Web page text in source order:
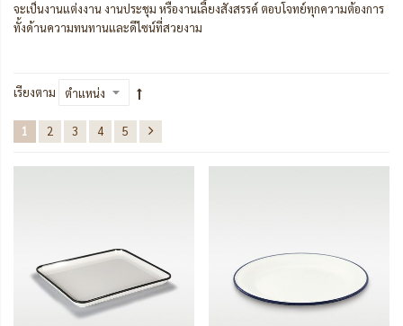
จะเป็นงานแต่งงาน งานประชุม หรืองานเลี้ยงสังสรรค์ ตอบโจทย์ทุกความต้องการ
ทั้งด้านความทนทานและดีไซน์ที่สวยงาม
เรียงตาม
1 2 3 4 5